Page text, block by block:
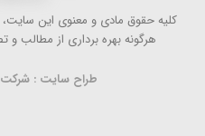
كلیه حقوق مادی و معنوی این
هرگونه بهره ‌برداری از مطالب و
طراح سایت : شرکت